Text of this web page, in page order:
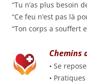
“Tu n’as plus besoin
“Ce feu n’est pas là
“Ton corps a souffert
Chemins
• Se
•